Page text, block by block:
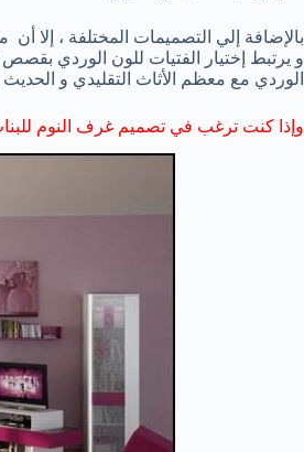
بالإضافة إلي التصميمات المختلفة ، إلا
و يرتبط إختيار الفتيات للون الوردي بقصص
الوردي مع معظم الأثاث التقليدي و
وإذا كنت ترغب في تصميم غرف النوم